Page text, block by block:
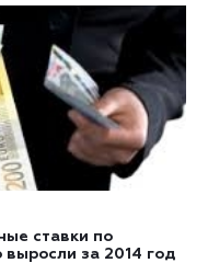
ставки по
за 2014 год